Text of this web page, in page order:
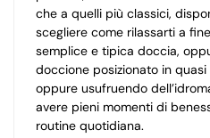
che a quelli più classici,
scegliere come rilassarti a
semplice e tipica doccia,
doccione posizionato in
oppure usufruendo
avere pieni momenti di
routine quotidiana.